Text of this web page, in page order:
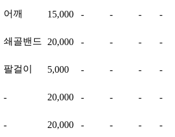
어깨 15,000 - - - -
쇄골밴드 20,000 - - - -
팔걸이 5,000 - - - -
- 20,000 - - - -
- 20,000 - - - -